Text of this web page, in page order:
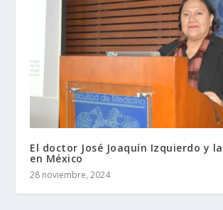
El doctor José Joaquín Izquierdo y
en México
28 noviembre, 2024